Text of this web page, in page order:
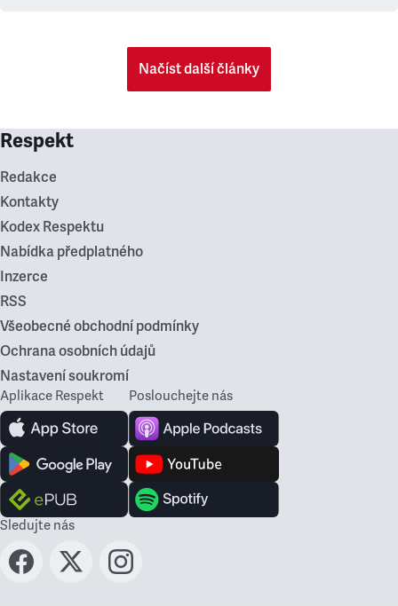
Načíst další články
Respekt
Redakce
Kontakty
Kodex Respektu
Nabídka předplatného
Inzerce
RSS
Všeobecné obchodní podmínky
Ochrana osobních údajů
Nastavení soukromí
Aplikace Respekt Poslouchejte nás
Sledujte nás